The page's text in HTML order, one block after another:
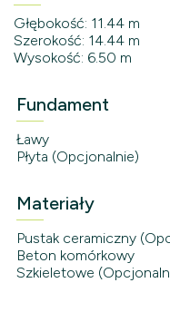
Głębokość: 11.44 m
Szerokość: 14.44 m
Wysokość: 6.50 m
Fundament
Ławy
Płyta (Opcjonalnie)
Materiały
Pustak ceramiczny
Beton komórkowy
Szkieletowe